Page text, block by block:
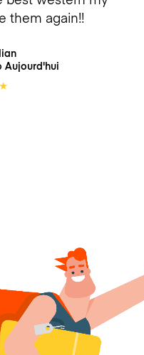
them again!!
Aujourd'hui
★